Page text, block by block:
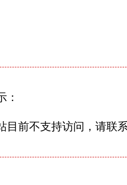
：
目前不支持访问，请联